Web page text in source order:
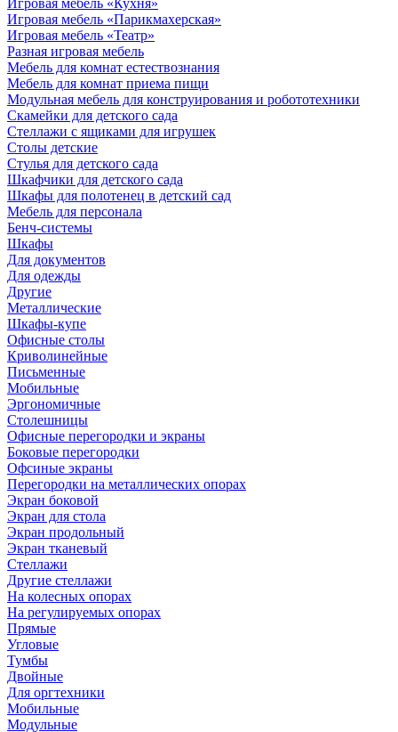
Игровая мебель «Кухня»
Игровая мебель «Парикмахерская»
Игровая мебель «Театр»
Разная игровая мебель
Мебель для комнат естествознания
Мебель для комнат приема пищи
Модульная мебель для конструирования и робототехники
Скамейки для детского сада
Стеллажи с ящиками для игрушек
Столы детские
Стулья для детского сада
Шкафчики для детского сада
Шкафы для полотенец в детский сад
Мебель для персонала
Бенч-системы
Шкафы
Для документов
Для одежды
Другие
Металлические
Шкафы-купе
Офисные столы
Криволинейные
Письменные
Мобильные
Эргономичные
Столешницы
Офисные перегородки и экраны
Боковые перегородки
Офсиные экраны
Перегородки на металлических опорах
Экран боковой
Экран для стола
Экран продольный
Экран тканевый
Стеллажи
Другие стеллажи
На колесных опорах
На регулируемых опорах
Прямые
Угловые
Тумбы
Двойные
Для оргтехники
Мобильные
Модульные